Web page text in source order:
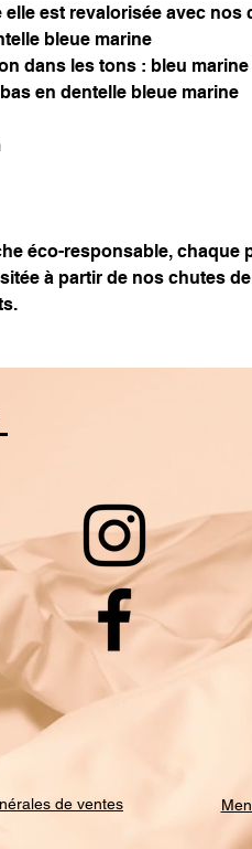
est revalorisée avec nos
bleue marine
dans les tons : bleu
en dentelle bleue marine
éco-responsable, chaque
à partir de nos chutes
de ventes